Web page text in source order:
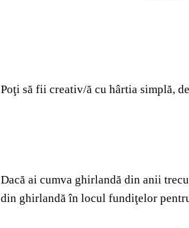
Poţi să fii creativ/ă cu hârtia simplă,
Dacă ai cumva ghirlandă din anii
din ghirlandă în locul fundiţelor